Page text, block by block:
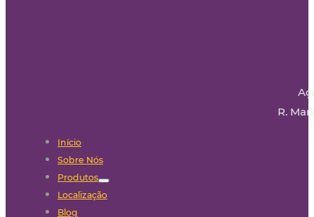
R.
Início
Sobre Nós
Produtos
Localização
Blog